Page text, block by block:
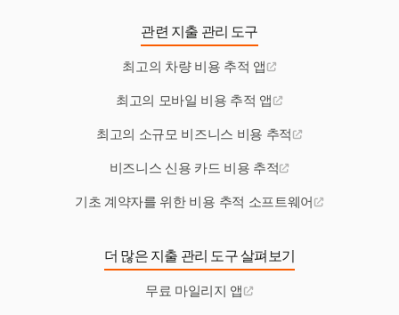
관련 지출 관리 도구
최고의 차량 비용 추적 앱
최고의 모바일 비용 추적 앱
최고의 소규모 비즈니스 비용 추적
비즈니스 신용 카드 비용 추적
기초 계약자를 위한 비용 추적 소프트웨어
더 많은 지출 관리 도구 살펴보기
무료 마일리지 앱